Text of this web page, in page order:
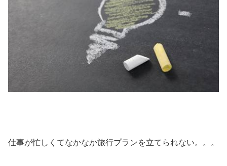
仕事が忙しくてなかなか旅行プランを立てられない。。。